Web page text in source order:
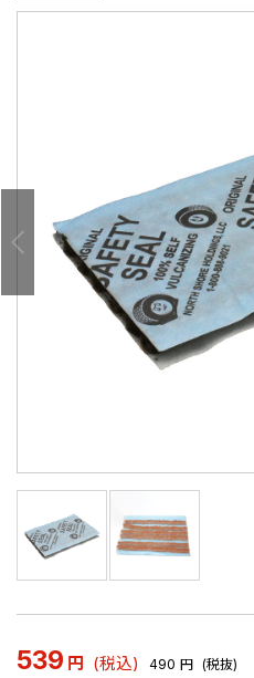
539 円 (税込) 490 円 (税抜)